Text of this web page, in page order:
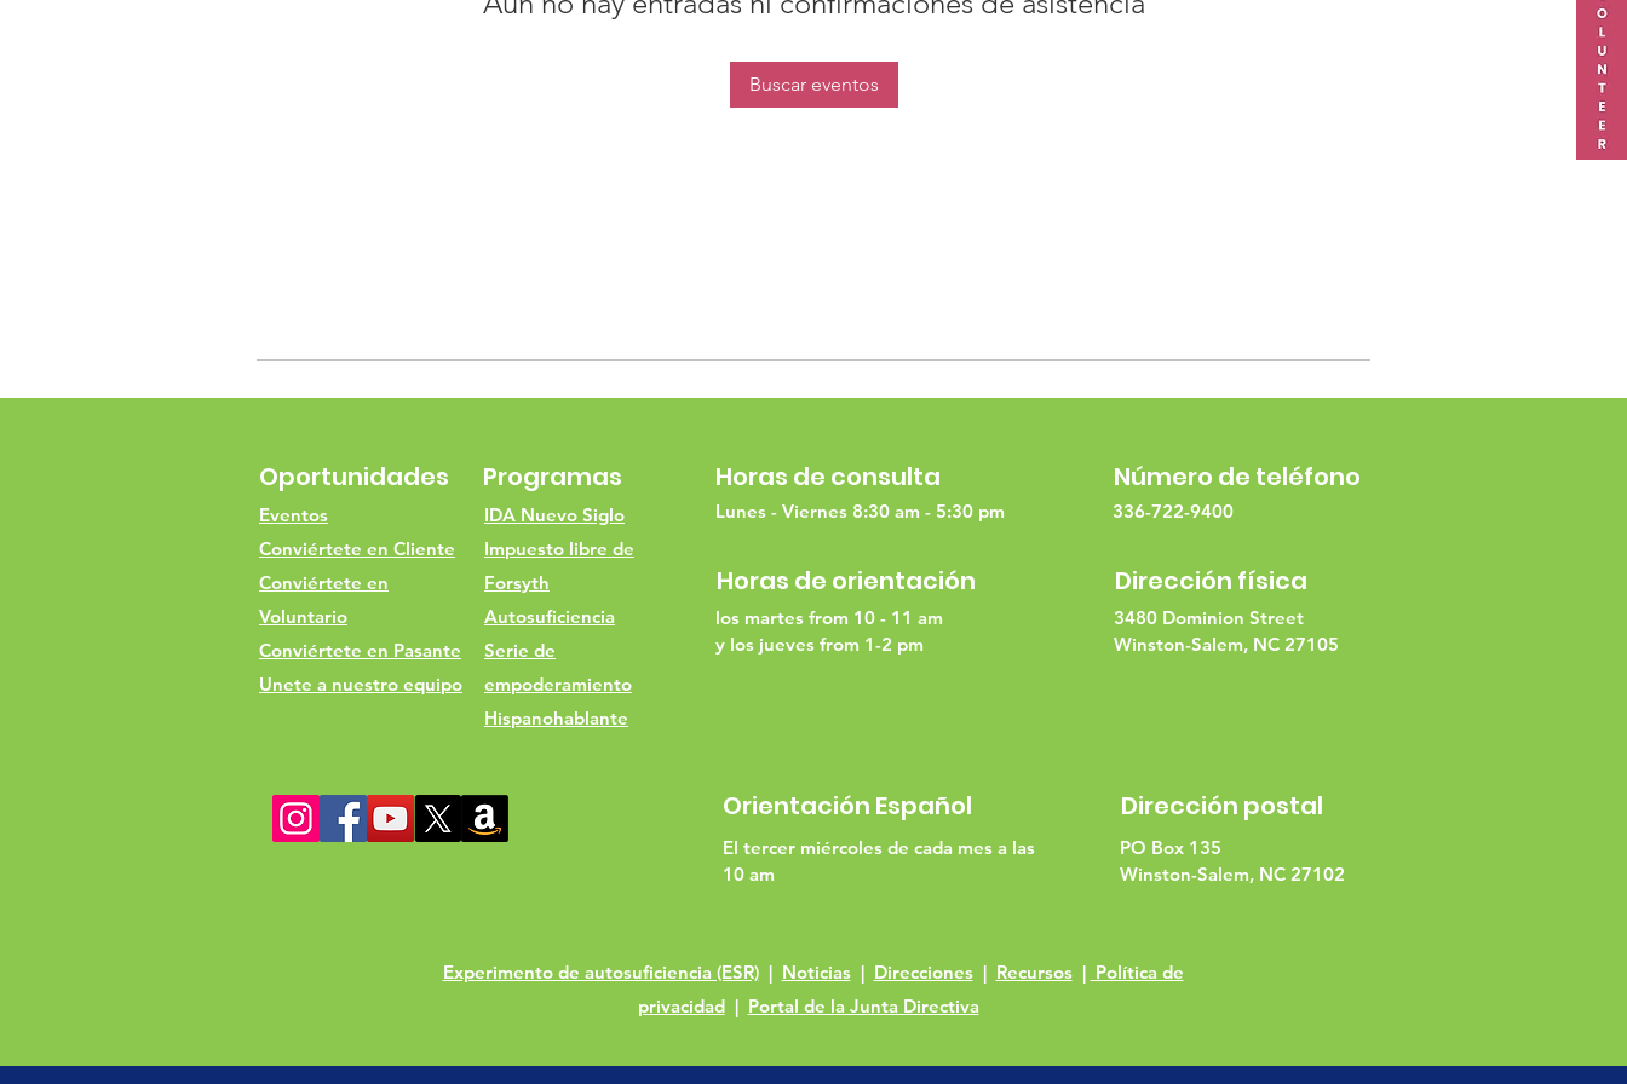
Buscar eventos
Oportunidades
Eventos
Conviértete en Cliente
Conviértete en
Voluntario
Conviértete en Pasante
Unete a nuestro equipo
Programas
IDA Nuevo Siglo
Impuesto libre de
Forsyth
Autosuficiencia
Serie de
empoderamiento
Hispanohablante
Horas de consulta
Lunes - Viernes 8:30 am - 5:30 pm
Horas de orientación
los martes from 10 - 11 am
y los jueves from 1-2 pm
Orientación Español
El tercer miércoles de cada mes a las
10 am
Número de teléfono
336-722-9400
Dirección física
3480 Dominion Street
Winston-Salem, NC 27105
Dirección postal
PO Box 135
Winston-Salem, NC 27102
Experimento de autosuficiencia (ESR)| Noticias| Direcciones| Recursos| Política de
privacidad| Portal de la Junta Directiva